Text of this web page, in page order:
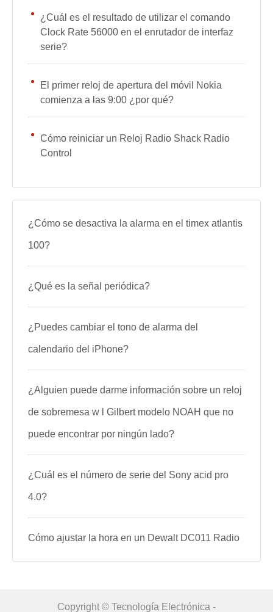
¿Cuál es el resultado de utilizar el comando
Clock Rate 56000 en el enrutador de interfaz
serie?
El primer reloj de apertura del móvil Nokia
comienza a las 9:00 ¿por qué?
Cómo reiniciar un Reloj Radio Shack Radio
Control
¿Cómo se desactiva la alarma en el timex atlantis
100?
¿Qué es la señal periódica?
¿Puedes cambiar el tono de alarma del
calendario del iPhone?
¿Alguien puede darme información sobre un reloj
de sobremesa w l Gilbert modelo NOAH que no
puede encontrar por ningún lado?
¿Cuál es el número de serie del Sony acid pro
4.0?
Cómo ajustar la hora en un Dewalt DC011 Radio
Copyright © Tecnología Electrónica -